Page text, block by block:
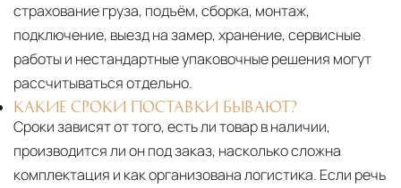
страхование груза, подъём, сборка, монтаж,
подключение, выезд на замер, хранение, сервисные
работы и нестандартные упаковочные решения могут
рассчитываться отдельно.
КАКИЕ СРОКИ ПОСТАВКИ БЫВАЮТ?
Сроки зависят от того, есть ли товар в наличии,
производится ли он под заказ, насколько сложна
комплектация и как организована логистика. Если речь